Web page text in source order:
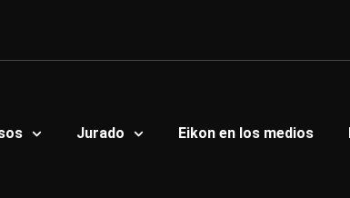
Jurado Eikon en los medios